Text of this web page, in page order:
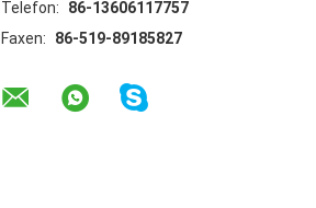
Telefon:
86-13606117757
Faxen:
86-519-89185827